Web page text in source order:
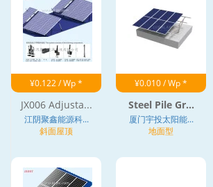
¥0.122 / Wp *
JX006 Adjusta...
江阴聚鑫能源科...
斜面屋顶
¥0.010 / Wp *
Steel Pile Gr...
厦门宇投太阳能...
地面型